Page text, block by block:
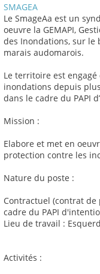
SMAGEA
Le SmageAa est un
oeuvre la GEMAPI,
des Inondations, sur le
marais audomarois.
Le territoire est
inondations depuis
dans le cadre du PAPI
Mission :
Elabore et met en
protection contre les
Nature du poste :
Contractuel (contrat de
cadre du PAPI
Lieu de travail :
Activités :